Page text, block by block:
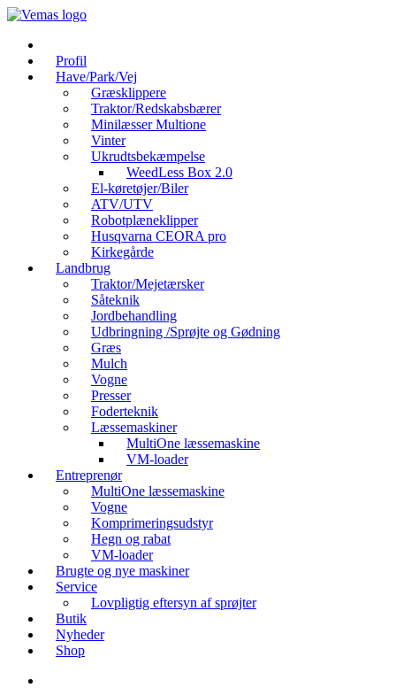
Videre
indhold
Profil
Have/Park/Vej
Græsklippere
Traktor/Redskabsbærer
Minilæsser Multione
Vinter
Ukrudtsbekæmpelse
WeedLess Box 2.0
El-køretøjer/Biler
ATV/UTV
Robotplæneklipper
Husqvarna CEORA pro
Kirkegårde
Landbrug
Traktor/Mejetærsker
Såteknik
Jordbehandling
Udbringning /Sprøjte og Gødning
Græs
Mulch
Vogne
Presser
Foderteknik
Læssemaskiner
MultiOne læssemaskine
VM-loader
Entreprenør
MultiOne læssemaskine
Vogne
Komprimeringsudstyr
Hegn og rabat
VM-loader
Brugte og nye maskiner
Service
Lovpligtig eftersyn af sprøjter
Butik
Nyheder
Shop